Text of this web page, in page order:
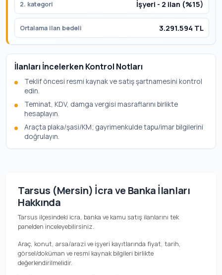
2. kategori İşyeri - 2 ilan (%15)
Ortalama ilan bedeli 3.291.594 TL
İlanları İncelerken Kontrol Notları
Teklif öncesi resmi kaynak ve satış şartnamesini kontrol
edin.
Teminat, KDV, damga vergisi masraflarını birlikte
hesaplayın.
Araçta plaka/şasi/KM; gayrimenkulde tapu/imar bilgilerini
doğrulayın.
Tarsus (Mersin) İcra ve Banka İlanları
Hakkında
Tarsus ilçesindeki icra, banka ve kamu satış ilanlarını tek
panelden inceleyebilirsiniz.
Araç, konut, arsa/arazi ve işyeri kayıtlarında fiyat, tarih,
görsel/doküman ve resmi kaynak bilgileri birlikte
değerlendirilmelidir.